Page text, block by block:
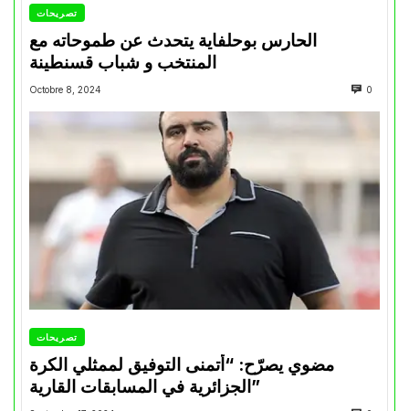
تصريحات
الحارس بوحلفاية يتحدث عن طموحاته مع
المنتخب و شباب قسنطينة
Octobre 8, 2024 0
تصريحات
مضوي يصرّح: “أتمنى التوفيق لممثلي الكرة
الجزائرية في المسابقات القارية”